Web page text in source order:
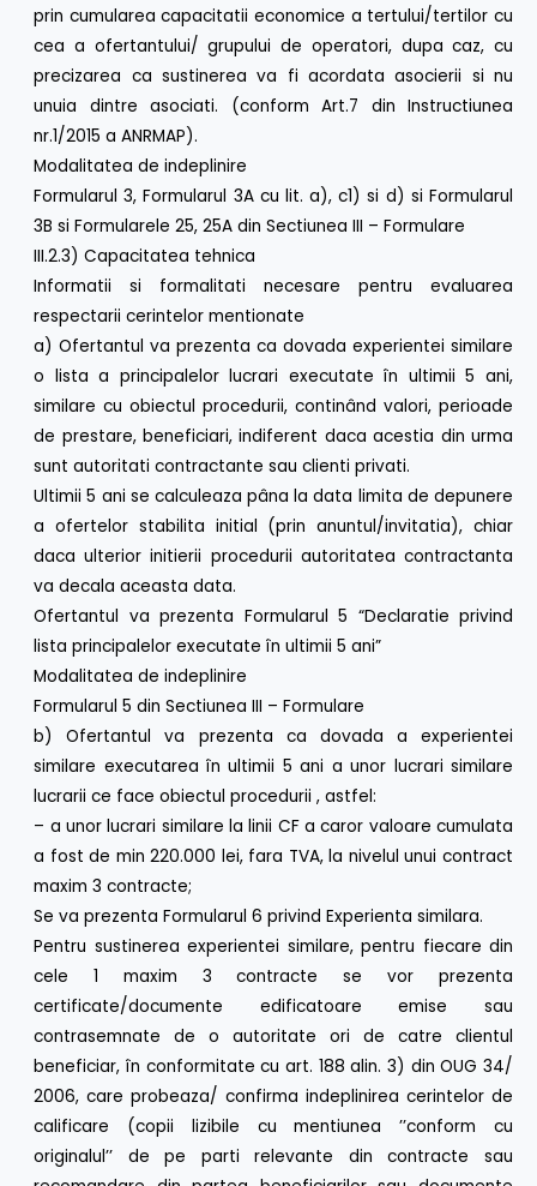
prin cumularea capacitatii economice a tertului/tertilor cu
cea a ofertantului/ grupului de operatori, dupa caz, cu
precizarea ca sustinerea va fi acordata asocierii si nu
unuia dintre asociati. (conform Art.7 din Instructiunea
nr.1/2015 a ANRMAP).
Modalitatea de indeplinire
Formularul 3, Formularul 3A cu lit. a), c1) si d) si Formularul
3B si Formularele 25, 25A din Sectiunea III – Formulare
III.2.3) Capacitatea tehnica
Informatii si formalitati necesare pentru evaluarea
respectarii cerintelor mentionate
a) Ofertantul va prezenta ca dovada experientei similare
o lista a principalelor lucrari executate în ultimii 5 ani,
similare cu obiectul procedurii, continând valori, perioade
de prestare, beneficiari, indiferent daca acestia din urma
sunt autoritati contractante sau clienti privati.
Ultimii 5 ani se calculeaza pâna la data limita de depunere
a ofertelor stabilita initial (prin anuntul/invitatia), chiar
daca ulterior initierii procedurii autoritatea contractanta
va decala aceasta data.
Ofertantul va prezenta Formularul 5 “Declaratie privind
lista principalelor executate în ultimii 5 ani”
Modalitatea de indeplinire
Formularul 5 din Sectiunea III – Formulare
b) Ofertantul va prezenta ca dovada a experientei
similare executarea în ultimii 5 ani a unor lucrari similare
lucrarii ce face obiectul procedurii , astfel:
– a unor lucrari similare la linii CF a caror valoare cumulata
a fost de min 220.000 lei, fara TVA, la nivelul unui contract
maxim 3 contracte;
Se va prezenta Formularul 6 privind Experienta similara.
Pentru sustinerea experientei similare, pentru fiecare din
cele 1 maxim 3 contracte se vor prezenta
certificate/documente edificatoare emise sau
contrasemnate de o autoritate ori de catre clientul
beneficiar, în conformitate cu art. 188 alin. 3) din OUG 34/
2006, care probeaza/ confirma indeplinirea cerintelor de
calificare (copii lizibile cu mentiunea ’’conform cu
originalul’’ de pe parti relevante din contracte sau